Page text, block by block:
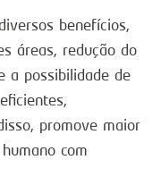
benefícios,
áreas, redução do
a possibilidade de
promove maior
com